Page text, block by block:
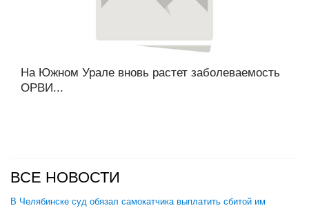
На Южном Урале вновь растет заболеваемость
ОРВИ...
ВСЕ НОВОСТИ
В Челябинске суд обязал самокатчика выплатить сбитой им